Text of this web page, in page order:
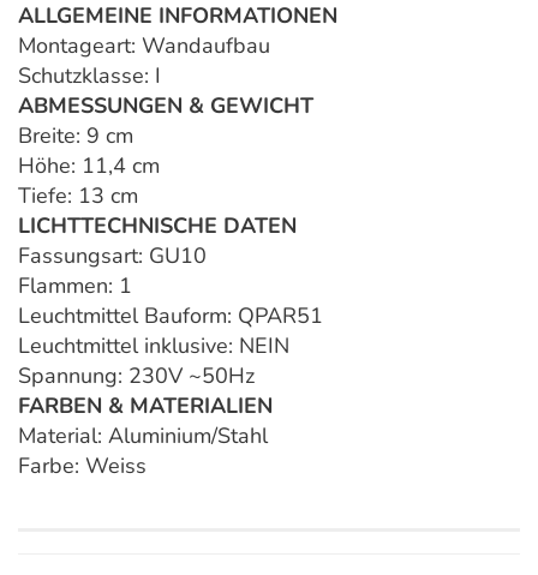
ALLGEMEINE INFORMATIONEN
Montageart: Wandaufbau
Schutzklasse: I
ABMESSUNGEN & GEWICHT
Breite: 9 cm
Höhe: 11,4 cm
Tiefe: 13 cm
LICHTTECHNISCHE DATEN
Fassungsart: GU10
Flammen: 1
Leuchtmittel Bauform: QPAR51
Leuchtmittel inklusive: NEIN
Spannung: 230V ~50Hz
FARBEN & MATERIALIEN
Material: Aluminium/Stahl
Farbe: Weiss